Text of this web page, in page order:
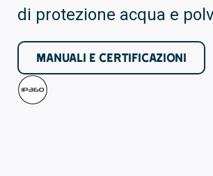
di protezione acqua e
MANUALI E CERTIFICAZIONI